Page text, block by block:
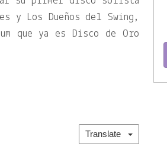
y Los Dueños del Swing,
que ya es Disco de Oro
Translate